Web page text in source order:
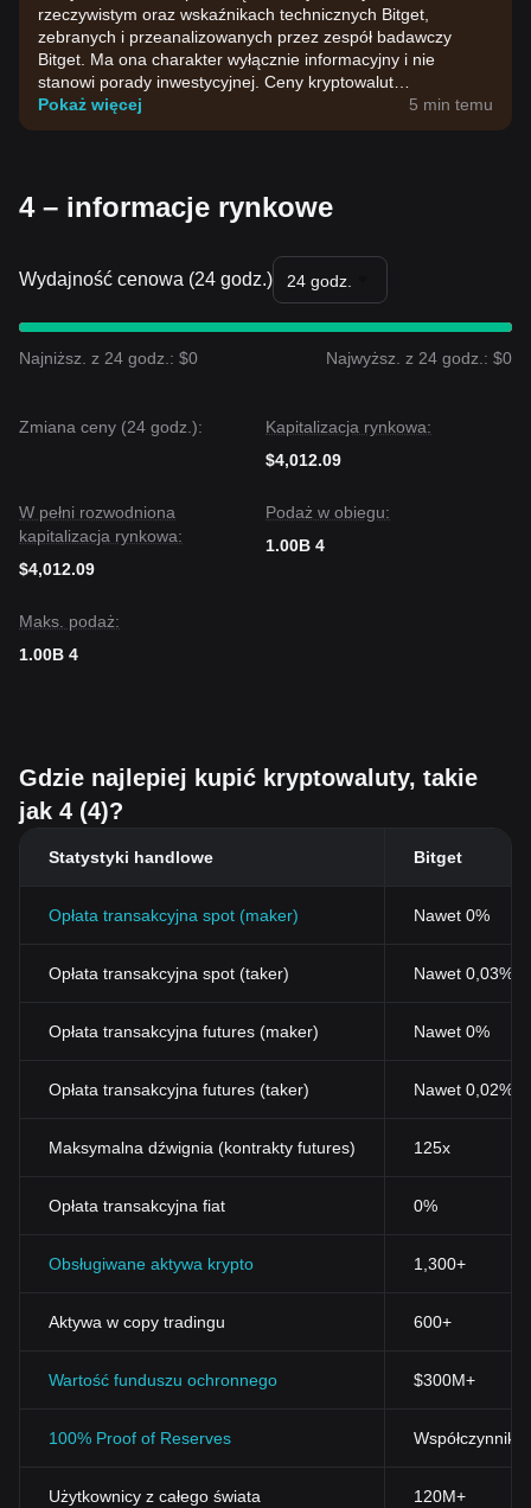
rzeczywistym oraz wskaźnikach technicznych Bitget,
zebranych i przeanalizowanych przez zespół badawczy
Bitget. Ma ona charakter wyłącznie informacyjny i nie
stanowi porady inwestycyjnej. Ceny kryptowalut
charakteryzują się dużą zmiennością. Podejmuj decyzje
inwestycyjne, biorąc pod uwagę własną tolerancję ryzyka.
Pokaż więcej 5 min temu
4 – informacje rynkowe
Wydajność cenowa (24 godz.) 24 godz.
Najniższ. z 24 godz.: $0 Najwyższ. z 24 godz.: $0
Zmiana ceny (24 godz.):
Kapitalizacja rynkowa:
$4,012.09
W pełni rozwodniona
kapitalizacja rynkowa:
$4,012.09
Podaż w obiegu:
1.00B 4
Maks. podaż:
1.00B 4
Gdzie najlepiej kupić kryptowaluty, takie
jak 4 (4)?
Statystyki handlowe Bitget
Opłata transakcyjna spot (maker) Nawet 0%
Opłata transakcyjna spot (taker) Nawet 0,03%
Opłata transakcyjna futures (maker) Nawet 0%
Opłata transakcyjna futures (taker) Nawet 0,02%
Maksymalna dźwignia (kontrakty futures) 125x
Opłata transakcyjna fiat 0%
Obsługiwane aktywa krypto 1,300+
Aktywa w copy tradingu 600+
Wartość funduszu ochronnego $300M+
100% Proof of Reserves Współczynnik
Użytkownicy z całego świata 120M+